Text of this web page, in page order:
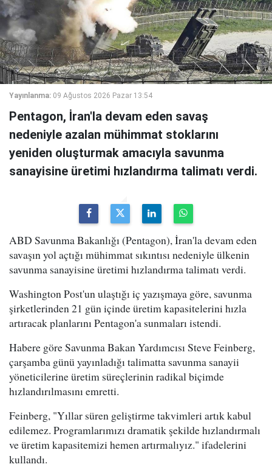
Yayınlanma: 09 Ağustos 2026 Pazar 13:54
Pentagon, İran'la devam eden savaş
nedeniyle azalan mühimmat stoklarını
yeniden oluşturmak amacıyla savunma
sanayisine üretimi hızlandırma talimatı verdi.
ABD Savunma Bakanlığı (Pentagon), İran'la devam eden
savaşın yol açtığı mühimmat sıkıntısı nedeniyle ülkenin
savunma sanayisine üretimi hızlandırma talimatı verdi.
Washington Post'un ulaştığı iç yazışmaya göre, savunma
şirketlerinden 21 gün içinde üretim kapasitelerini hızla
artıracak planlarını Pentagon'a sunmaları istendi.
Habere göre Savunma Bakan Yardımcısı Steve Feinberg,
çarşamba günü yayınladığı talimatta savunma sanayii
yöneticilerine üretim süreçlerinin radikal biçimde
hızlandırılmasını emretti.
Feinberg, "Yıllar süren geliştirme takvimleri artık kabul
edilemez. Programlarımızı dramatik şekilde hızlandırmalı
ve üretim kapasitemizi hemen artırmalıyız." ifadelerini
kullandı.